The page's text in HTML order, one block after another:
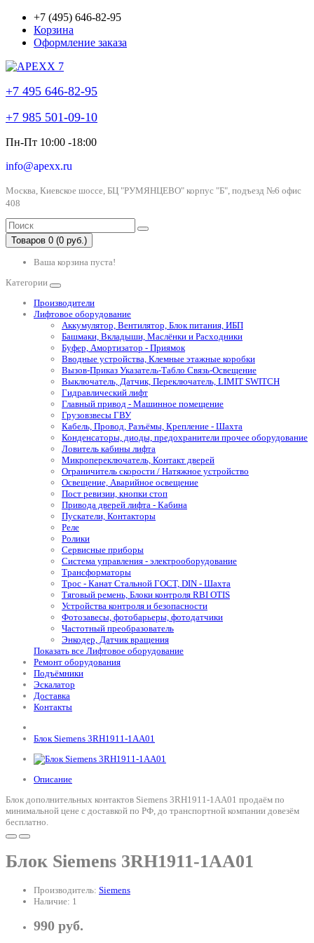
+7 (495) 646-82-95
Корзина
Оформление заказа
+7 495 646-82-95
+7 985 501-09-10
Пн-Пт 10:00 -18:00
info@apexx.ru
Москва, Киевское шоссе, БЦ "РУМЯНЦЕВО" корпус "Б", подъезд №6 офис
408
Товаров 0 (0 руб.)
Ваша корзина пуста!
Категории
Производители
Лифтовое оборудование
Аккумулятор, Вентилятор, Блок питания, ИБП
Башмаки, Вкладыши, Маслёнки и Расходники
Буфер, Амортизатор - Приямок
Вводные устройства, Клемные этажные коробки
Вызов-Приказ Указатель-Табло Связь-Освещение
Выключатель, Датчик, Переключатель, LIMIT SWITCH
Гидравлический лифт
Главный привод - Машинное помещение
Грузовзвесы ГВУ
Кабель, Провод, Разъёмы, Крепление - Шахта
Конденсаторы, диоды, предохранители прочее оборудование
Ловитель кабины лифта
Микропереключатель, Контакт дверей
Ограничитель скорости / Натяжное устройство
Освещение, Аварийное освещение
Пост ревизии, кнопки стоп
Привода дверей лифта - Кабина
Пускатели, Контакторы
Реле
Ролики
Сервисные приборы
Система управления - электрооборудование
Трансформаторы
Трос - Канат Стальной ГОСТ, DIN - Шахта
Тяговый ремень, Блоки контроля RBI OTIS
Устройства контроля и безопасности
Фотозавесы, фотобарьеры, фотодатчики
Частотный преобразователь
Энкодер, Датчик вращения
Показать все Лифтовое оборудование
Ремонт оборудования
Подъёмники
Эскалатор
Доставка
Контакты
Блок Siemens 3RH1911-1AA01
Описание
Блок дополнительных контактов Siemens 3RH1911-1AA01 продаём по
минимальной цене с доставкой по РФ, до транспортной компании довезём
бесплатно.
Блок Siemens 3RH1911-1AA01
Производитель: Siemens
Наличие: 1
990 руб.